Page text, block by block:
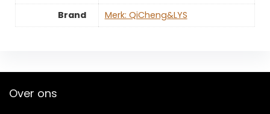
Brand
Merk: QiCheng&LYS
Over ons